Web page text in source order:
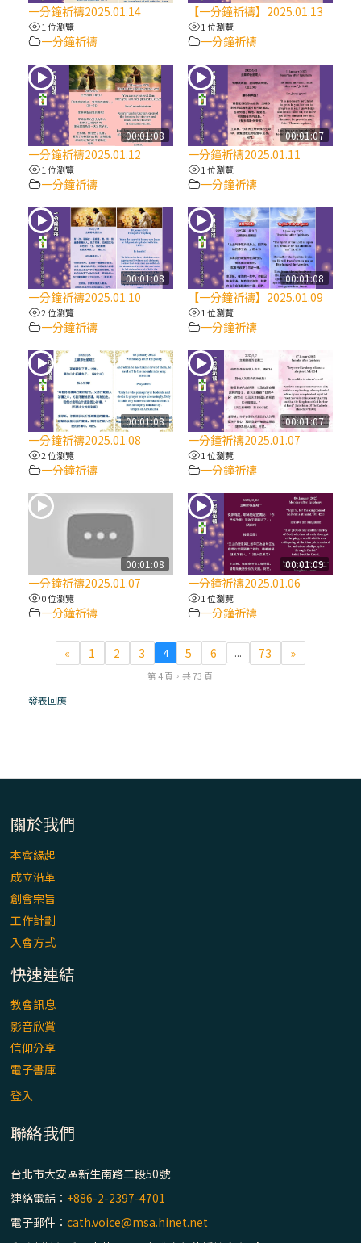
【信仰之旅】第九集：「如果你的痛苦比快
樂多」—歐義明神父 / 應芝莉老師
(1)黃敏正主教帶你做「四旬期避靜」—【逾
越的智慧】：聖方濟的靈修，「不占為己
有」
【信仰之旅】第八集：「耶穌為什麼降生到
人世」—高樂祈修女
2025/10/10【萬物讚頌頌歌 – 太陽與生態音
樂會】紀念聖方濟與已逝教宗方濟各（中）
2025/10/10【萬物讚頌頌歌 – 太陽與生態音
樂會】紀念聖方濟與已逝教宗方濟各（下）
2025/10/10【萬物讚頌頌歌 – 太陽與生態音
樂會】紀念聖方濟與已逝教宗方濟各（上）
(9完結)黃敏正主教帶你做【將臨期避靜】—
匝凱的「新生命」：利他與內化
降生成人與人同在＝「厄瑪努爾」
(7)黃敏正主教帶你做【將臨期避靜】—耶穌
降生人間，需要人的「接納」
(6)黃敏正主教帶你做【將臨期避靜】—「馬
(5)黃敏正主教帶你做【將臨期避靜】—「福
主教座堂(下)
「禧年 來~」第十四集：續談《在希望中得
救》通諭中的「希望」 / 花蓮美崙進教之佑
一分鐘祈禱2025.01.14
1 位瀏覽
一分鐘祈禱
【一分鐘祈禱】2025.01.13
1 位瀏覽
一分鐘祈禱
00:01:08
一分鐘祈禱2025.01.12
1 位瀏覽
一分鐘祈禱
00:01:07
一分鐘祈禱2025.01.11
1 位瀏覽
一分鐘祈禱
00:01:08
一分鐘祈禱2025.01.10
2 位瀏覽
一分鐘祈禱
00:01:08
【一分鐘祈禱】2025.01.09
1 位瀏覽
一分鐘祈禱
00:01:08
一分鐘祈禱2025.01.08
2 位瀏覽
一分鐘祈禱
00:01:07
一分鐘祈禱2025.01.07
1 位瀏覽
一分鐘祈禱
00:01:08
一分鐘祈禱2025.01.07
0 位瀏覽
一分鐘祈禱
00:01:09
一分鐘祈禱2025.01.06
1 位瀏覽
一分鐘祈禱
« 1 2 3 4 5 6 ... 73 »
第 4 頁，共 73 頁
發表回應
關於我們
本會緣起
成立沿革
創會宗旨
工作計劃
入會方式
快速連結
教會訊息
影音欣賞
信仰分享
電子書庫
登入
聯絡我們
台北市大安區新生南路二段50號
連絡電話： +886-2-2397-4701
電子郵件：cath.voice@msa.hinet.net